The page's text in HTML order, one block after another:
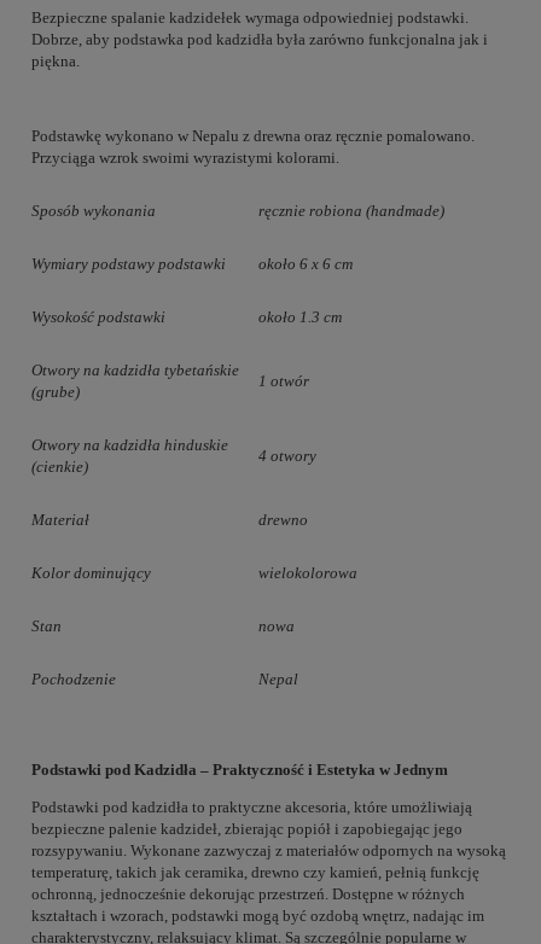
Bezpieczne spalanie kadzidełek wymaga odpowiedniej podstawki.
Dobrze, aby podstawka pod kadzidła była zarówno funkcjonalna jak i
piękna.
Podstawkę wykonano w Nepalu z drewna oraz ręcznie pomalowano.
Przyciąga wzrok swoimi wyrazistymi kolorami.
Sposób wykonania ręcznie robiona (handmade)
Wymiary podstawy podstawki około 6 x 6 cm
Wysokość podstawki około 1.3 cm
Otwory na kadzidła tybetańskie
(grube)
1 otwór
Otwory na kadzidła hinduskie
(cienkie)
4 otwory
Materiał drewno
Kolor dominujący wielokolorowa
Stan nowa
Pochodzenie Nepal
Podstawki pod Kadzidła – Praktyczność i Estetyka w Jednym
Podstawki pod kadzidła to praktyczne akcesoria, które umożliwiają
bezpieczne palenie kadzideł, zbierając popiół i zapobiegając jego
rozsypywaniu. Wykonane zazwyczaj z materiałów odpornych na wysoką
temperaturę, takich jak ceramika, drewno czy kamień, pełnią funkcję
ochronną, jednocześnie dekorując przestrzeń. Dostępne w różnych
kształtach i wzorach, podstawki mogą być ozdobą wnętrz, nadając im
charakterystyczny, relaksujący klimat. Są szczególnie popularne w